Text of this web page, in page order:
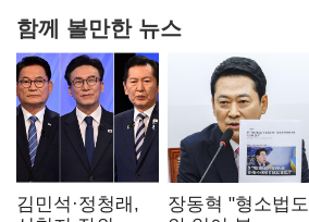
함께 볼만한 뉴스
김민석·정청래,
장동혁 "형소법도